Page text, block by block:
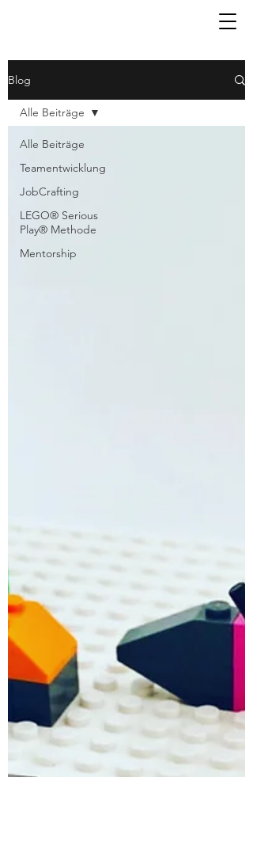
Blog
Alle Beiträge
Teamentwicklung
JobCrafting
LEGO® Serious
Play® Methode
Mentorship
Alle Beiträge